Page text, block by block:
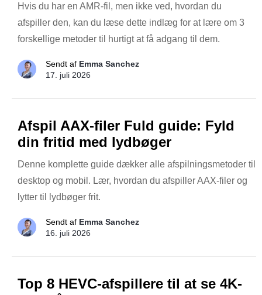
Hvis du har en AMR-fil, men ikke ved, hvordan du
afspiller den, kan du læse dette indlæg for at lære om 3
forskellige metoder til hurtigt at få adgang til dem.
Sendt af Emma Sanchez
17. juli 2026
Afspil AAX-filer Fuld guide: Fyld
din fritid med lydbøger
Denne komplette guide dækker alle afspilningsmetoder til
desktop og mobil. Lær, hvordan du afspiller AAX-filer og
lytter til lydbøger frit.
Sendt af Emma Sanchez
16. juli 2026
Top 8 HEVC-afspillere til at se 4K-